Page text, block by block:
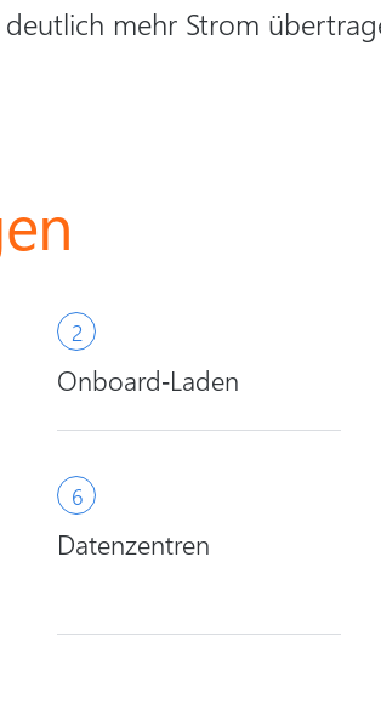
mehr Strom
Onboard‑Laden
Datenzentren